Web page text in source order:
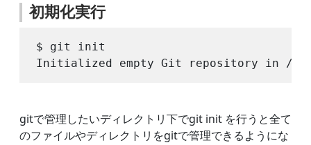
初期化実行
$ git init
gitで管理したいディレクトリ下でgit init を行うと全て
のファイルやディレクトリをgitで管理できるようにな